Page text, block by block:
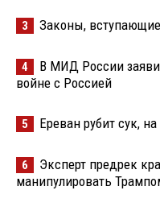
3 Законы, вступающие
4
В МИД России
войне с Россией
5 Ереван рубит сук,
6
Эксперт предрек
манипулировать